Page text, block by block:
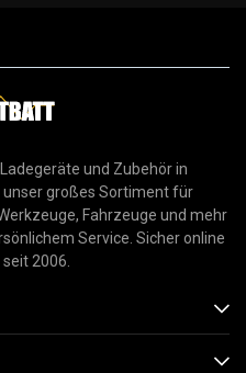
und Zubehör in
unser großes Sortiment für
Fahrzeuge und mehr
Service. Sicher online
2006.